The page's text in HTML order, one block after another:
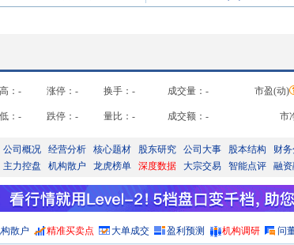
： - 涨停： - 换手： - 成交量： - 市盈(动)
： - 跌停： - 量比： - 成交额： - 市
公司概况 经营分析 核心题材 股东研究 公司大事 股本结构 财
主力控盘 机构散户 龙虎榜单 深度数据 大宗交易 智能点评 融
散户 精准买卖点 大单成交 盈利预测 机构调研 问